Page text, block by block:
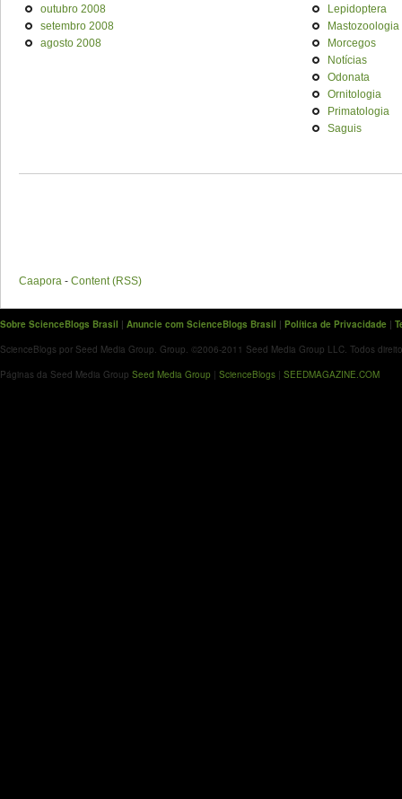
outubro 2008
setembro 2008
agosto 2008
Lepidoptera
Mastozoologia
Morcegos
Notícias
Odonata
Ornitologia
Primatologia
Saguis
Caapora - Content (RSS)
Sobre ScienceBlogs Brasil | Anuncie com ScienceBlogs Brasil | Política de Privacidade |
ScienceBlogs por Seed Media Group. Group. ©2006-2011 Seed Media Group LLC. Todos
Páginas da Seed Media Group Seed Media Group | ScienceBlogs | SEEDMAGAZINE.COM